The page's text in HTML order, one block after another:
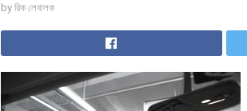
by রিক লেবালক